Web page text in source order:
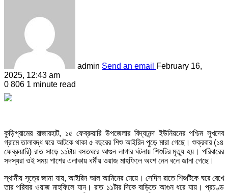
admin Send an email
February 16,
2025, 12:43 am
0 806 1 minute read
কুড়িগ্রামের রাজারহাট, ১৫ ফেব্রুয়ারি উপজেলার বিদ্যানন্দ ইউনিয়নের পশ্চিম সুখদেব
গ্রামে তালাবদ্ধ ঘরে আটকে থাকা ৫ বছরের শিশু আইরিন পুড়ে মারা গেছে। শুক্রবার (১৪
ফেব্রুয়ারি) রাত সাড়ে ১১টায় বসতঘরে আগুন লাগার ঘটনায় শিশুটির মৃত্যু হয়। পরিবারের
সদস্যরা ওই সময় পাশের এলাকায় ধর্মীয় ওয়াজ মাহফিলে অংশ নেন বলে জানা গেছে।
স্থানীয় সূত্রে জানা যায়, আইরিন আল আমিনের মেয়ে। সেদিন রাতে শিশুটিকে ঘরে রেখে
তার পরিবার ওয়াজ মাহফিলে যান। রাত ১১টার দিকে বাড়িতে আগুন ধরে যায়। প্রচণ্ড